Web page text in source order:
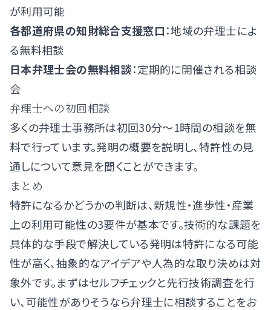
が利用可能
各都道府県の知財総合支援窓口：地域の弁理士によ
る無料相談
日本弁理士会の無料相談：定期的に開催される相談
会
弁理士への初回相談
多くの弁理士事務所は初回30分〜1時間の相談を無
料で行っています。発明の概要を説明し、特許性の見
通しについて意見を聞くことができます。
まとめ
特許になるかどうかの判断は、新規性・進歩性・産業
上の利用可能性の3要件が基本です。技術的な課題を
具体的な手段で解決している発明は特許になる可能
性が高く、抽象的なアイデアや人為的な取り決めは対
象外です。まずはセルフチェックと先行技術調査を行
い、可能性がありそうなら弁理士に相談することをお